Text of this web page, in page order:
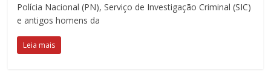
Polícia Nacional (PN), Serviço de Investigação Criminal (SIC)
e antigos homens da
Leia mais